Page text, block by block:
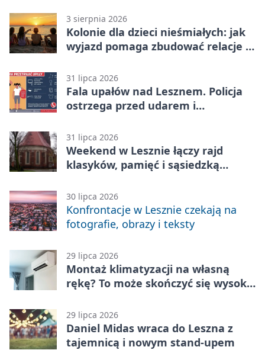
3 sierpnia 2026
Kolonie dla dzieci nieśmiałych: jak
wyjazd pomaga zbudować relacje z
31 lipca 2026
Fala upałów nad Lesznem. Policja
ostrzega przed udarem i
31 lipca 2026
Weekend w Lesznie łączy rajd
klasyków, pamięć i sąsiedzką
30 lipca 2026
Konfrontacje w Lesznie czekają na
fotografie, obrazy i teksty
29 lipca 2026
Montaż klimatyzacji na własną
rękę? To może skończyć się wysoką
29 lipca 2026
Daniel Midas wraca do Leszna z
tajemnicą i nowym stand-upem